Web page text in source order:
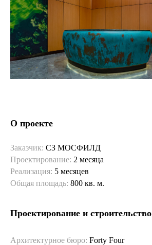
О проекте
Заказчик: СЗ МОСФИЛД
Проектирование: 2 месяца
Реализация: 5 месяцев
Общая площадь: 800 кв. м.
Проектирование и строительство
Архитектурное бюро: Forty Four